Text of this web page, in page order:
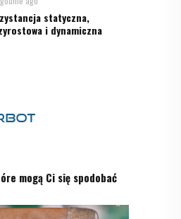
statyczna,
i dynamiczna
mogą Ci się spodobać